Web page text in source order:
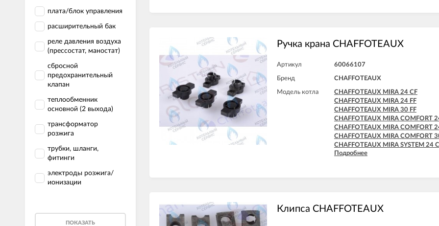
плата/блок управления
расширительный бак
реле давления воздуха
(прессостат, маностат)
сбросной
предохранительный
клапан
теплообменник
основной (2 выхода)
трансформатор
розжига
трубки, шланги,
фитинги
электроды розжига/
ионизации
ПОКАЗАТЬ
CHAFFOTEAUX NIAGARA DELTA 24
CHAFFOTEAUX NIAGARA DELTA 28
CHAFFOTEAUX NIAGARA DELTA 30
Ручка крана CHAFFOTEAUX
Артикул 60066107
Бренд CHAFFOTEAUX
Модель котла
CHAFFOTEAUX MIRA 24 CF
CHAFFOTEAUX MIRA 24 FF
CHAFFOTEAUX MIRA 30 FF
CHAFFOTEAUX MIRA COMFORT
CHAFFOTEAUX MIRA COMFORT
CHAFFOTEAUX MIRA COMFORT
CHAFFOTEAUX MIRA SYSTEM 24
CHAFFOTEAUX MIRA SYSTEM 24 FF
Подробнее
Клипса CHAFFOTEAUX